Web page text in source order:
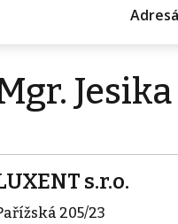
s.r.o.
205/23